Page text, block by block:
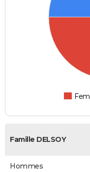
Famille DELSOY
Hommes